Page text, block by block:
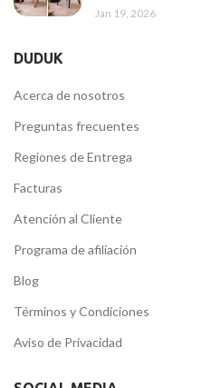
Jan 19, 2026
DUDUK
Acerca de nosotros
Preguntas frecuentes
Regiones de Entrega
Facturas
Atención al Cliente
Programa de afiliación
Blog
Términos y Condiciones
Aviso de Privacidad